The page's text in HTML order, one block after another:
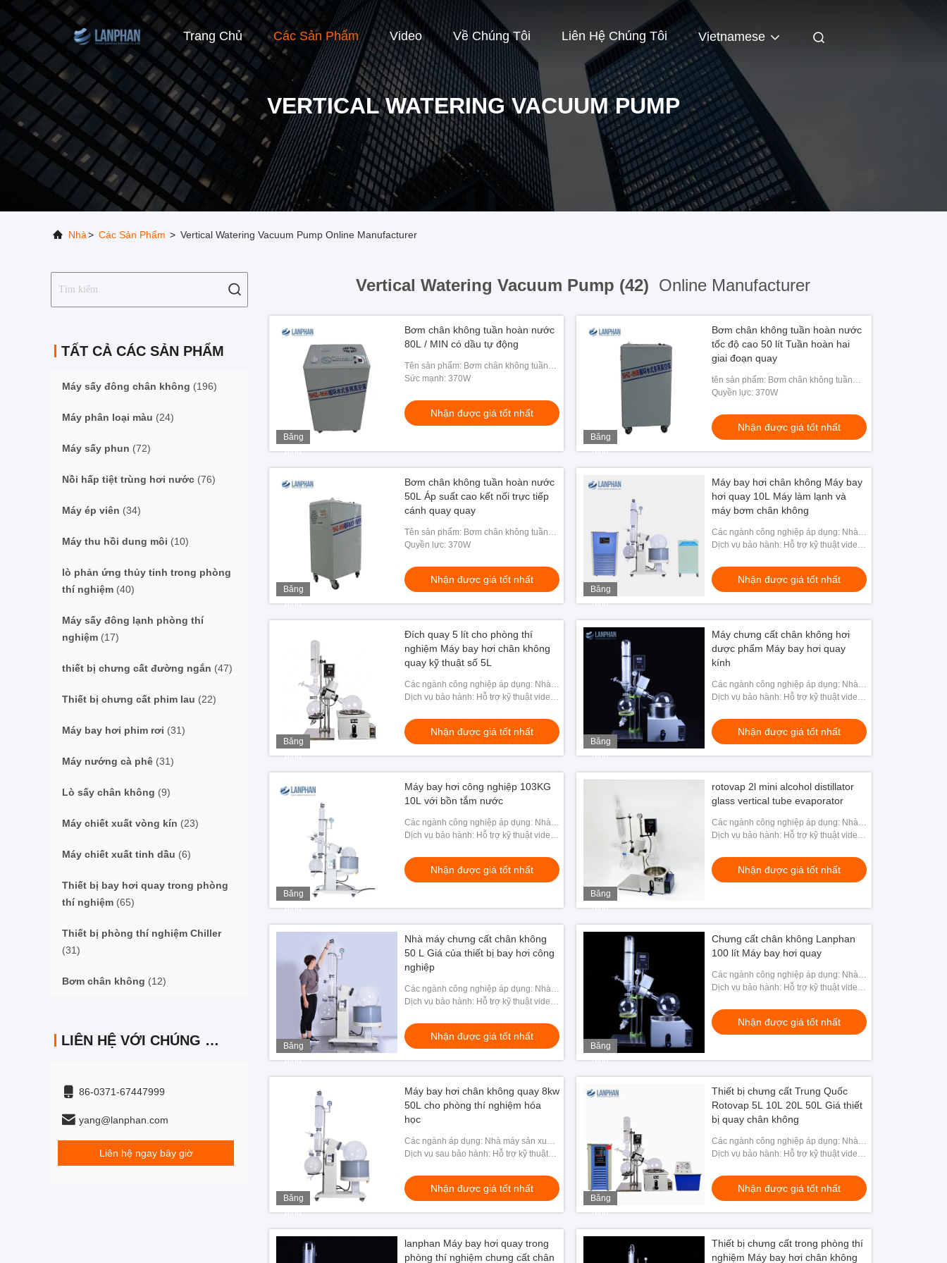
Trang Chủ Các Sản Phẩm Video Về Chúng Tôi Liên Hệ Chúng Tôi Vietnamese
VERTICAL WATERING VACUUM PUMP
Nhà> Các Sản Phẩm > Vertical Watering Vacuum Pump Online Manufacturer
TẤT CẢ CÁC SẢN PHẨM
Máy sấy đông chân không (196)
Máy phân loại màu (24)
Máy sấy phun (72)
Nồi hấp tiệt trùng hơi nước (76)
Máy ép viên (34)
Máy thu hồi dung môi (10)
lò phản ứng thủy tinh trong phòng
thí nghiệm (40)
Máy sấy đông lạnh phòng thí
nghiệm (17)
thiết bị chưng cất đường ngắn (47)
Thiết bị chưng cất phim lau (22)
Máy bay hơi phim rơi (31)
Máy nướng cà phê (31)
Lò sấy chân không (9)
Máy chiết xuất vòng kín (23)
Máy chiết xuất tinh dầu (6)
Thiết bị bay hơi quay trong phòng
thí nghiệm (65)
Thiết bị phòng thí nghiệm Chiller
(31)
Bơm chân không (12)
LIÊN HỆ VỚI CHÚNG TÔI
86-0371-67447999
yang@lanphan.com
Liên hệ ngay bây giờ
Vertical Watering Vacuum Pump (42) Online Manufacturer
Băng
hình
Bơm chân không tuần hoàn nước
80L / MIN có dầu tự động
Tên sản phẩm: Bơm chân không tuần
hoàn nước
Sức mạnh: 370W
Nhận được giá tốt nhất
Băng
hình
Bơm chân không tuần hoàn nước
tốc độ cao 50 lít Tuần hoàn hai
giai đoạn quay
tên sản phẩm: Bơm chân không tuần
hoàn nước
Quyền lực: 370W
Nhận được giá tốt nhất
Băng
hình
Bơm chân không tuần hoàn nước
50L Áp suất cao kết nối trực tiếp
cánh quay quay
Tên sản phẩm: Bơm chân không tuần
hoàn nước
Quyền lực: 370W
Nhận được giá tốt nhất
Băng
hình
Máy bay hơi chân không Máy bay
hơi quay 10L Máy làm lạnh và
máy bơm chân không
Các ngành công nghiệp áp dụng: Nhà
máy sản xuất, Cửa hàng sửa chữa máy
Khai thác mỏ
Dịch vụ bảo hành: Hỗ trợ kỹ thuật video,
Nhận được giá tốt nhất
Băng
hình
Đích quay 5 lít cho phòng thí
nghiệm Máy bay hơi chân không
quay kỹ thuật số 5L
Các ngành công nghiệp áp dụng: Nhà
máy sản xuất, Sử dụng gia đình, Bán lẻ,
Dịch vụ bảo hành: Hỗ trợ kỹ thuật video,
Nhận được giá tốt nhất
Băng
hình
Máy chưng cất chân không hơi
dược phẩm Máy bay hơi quay
kính
Các ngành công nghiệp áp dụng: Nhà
máy sản xuất, Cửa hàng sửa chữa máy
Bán lẻ, Cửa hàng thực
Dịch vụ bảo hành: Hỗ trợ kỹ thuật video,
Nhận được giá tốt nhất
Băng
hình
Máy bay hơi công nghiệp 103KG
10L với bồn tắm nước
Các ngành công nghiệp áp dụng: Nhà
máy sản xuất, Cửa hàng sửa chữa máy
gia dụng
Dịch vụ bảo hành: Hỗ trợ kỹ thuật video,
Nhận được giá tốt nhất
Băng
hình
rotovap 2l mini alcohol distillator
glass vertical tube evaporator
Các ngành công nghiệp áp dụng: Nhà
máy sản xuất, Cửa hàng sửa chữa máy
Bán lẻ, Năng lượng &
Dịch vụ bảo hành: Hỗ trợ kỹ thuật video,
Nhận được giá tốt nhất
Băng
hình
Nhà máy chưng cất chân không
50 L Giá của thiết bị bay hơi công
nghiệp
Các ngành công nghiệp áp dụng: Nhà
máy sản xuất, nhà máy thực phẩm và đồ
Dịch vụ bảo hành: Hỗ trợ kỹ thuật video,
Nhận được giá tốt nhất
Băng
hình
Chưng cất chân không Lanphan
100 lít Máy bay hơi quay
Các ngành công nghiệp áp dụng: Nhà
máy sản xuất, Nhà máy thực phẩm & đồ
Khai thác
Dịch vụ bảo hành: Hỗ trợ kỹ thuật video,
Nhận được giá tốt nhất
Băng
hình
Máy bay hơi chân không quay 8kw
50L cho phòng thí nghiệm hóa
học
Các ngành áp dụng: Nhà máy sản xuất,
Cửa hàng sửa chữa máy móc, Nhà máy
Năng lượn
Dịch vụ sau bảo hành: Hỗ trợ kỹ thuật
Nhận được giá tốt nhất
Băng
hình
Thiết bị chưng cất Trung Quốc
Rotovap 5L 10L 20L 50L Giá thiết
bị quay chân không
Các ngành công nghiệp áp dụng: Nhà
máy Sản xuất, Nhà máy Thực phẩm &
hàng Thực phẩm &a
Dịch vụ bảo hành: Hỗ trợ kỹ thuật video,
Nhận được giá tốt nhất
lanphan Máy bay hơi quay trong
phòng thí nghiệm chưng cất chân
Thiết bị chưng cất trong phòng thí
nghiệm Máy bay hơi chân không